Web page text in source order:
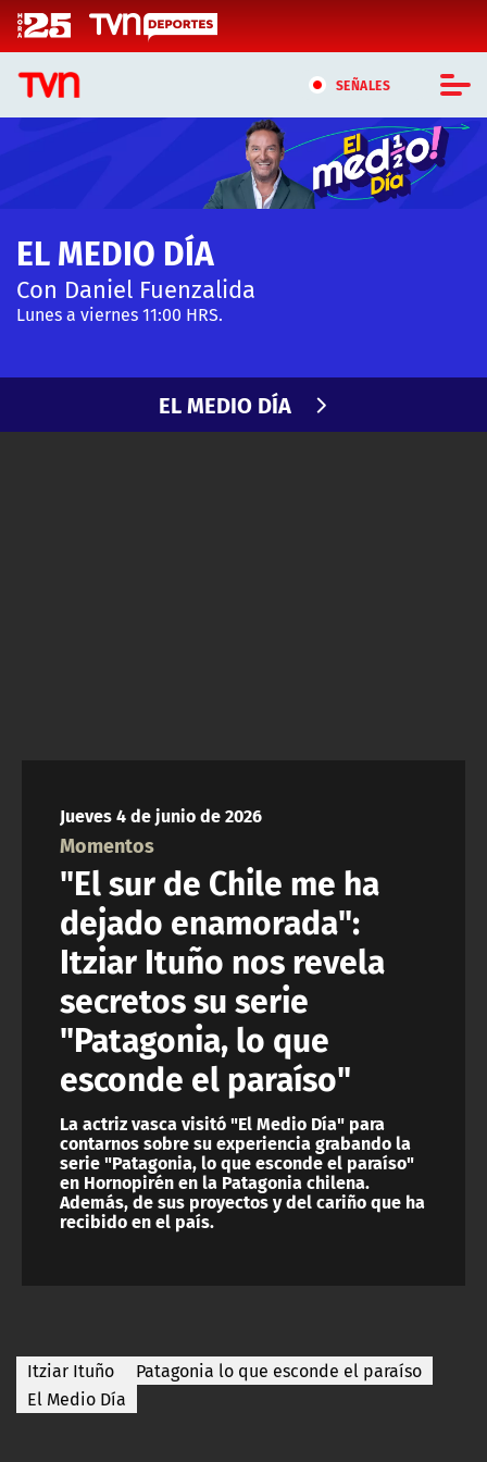
Click acá para ir directamente al contenido
SEÑALES
CASTING MASTERCHEF CHILE
CASTING TVN VERTICAL
TVN VERTICAL
TVN PLAY
EL MEDIO DÍA
Con Daniel Fuenzalida
Lunes a viernes 11:00 HRS.
EL MEDIO DÍA
Jueves 4 de junio de 2026
Momentos
"El sur de Chile me ha
dejado enamorada":
Itziar Ituño nos revela
secretos su serie
"Patagonia, lo que
esconde el paraíso"
La actriz vasca visitó "El Medio Día" para
contarnos sobre su experiencia grabando la
serie "Patagonia, lo que esconde el paraíso"
en Hornopirén en la Patagonia chilena.
Además, de sus proyectos y del cariño que ha
recibido en el país.
Itziar Ituño
Patagonia lo que esconde el paraíso
El Medio Día